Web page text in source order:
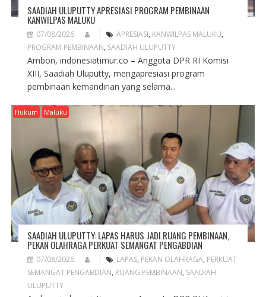
SAADIAH ULUPUTTY APRESIASI PROGRAM PEMBINAAN
KANWILPAS MALUKU
07/08/2026 APRESIASI, KANWILPAS MALUKU,
PROGRAM PEMBINAAN, SAADIAH ULUPUTTY
Ambon, indonesiatimur.co – Anggota DPR RI Komisi
XIII, Saadiah Uluputty, mengapresiasi program
pembinaan kemandirian yang selama...
Hukum Maluku
SAADIAH ULUPUTTY: LAPAS HARUS JADI RUANG PEMBINAAN,
PEKAN OLAHRAGA PERKUAT SEMANGAT PENGABDIAN
07/08/2026 LAPAS, PEKAN OLAHRAGA, PERKUAT
SEMANGAT PENGABDIAN, RUANG PEMBINAAN, SAADIAH
ULUPUTTY